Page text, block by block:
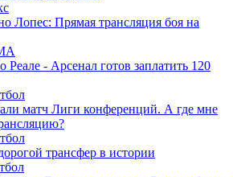
Лопес: Прямая трансляция боя на
Реале - Арсенал готов заплатить 120
матч Лиги конференций. А где мне
трансфер в истории